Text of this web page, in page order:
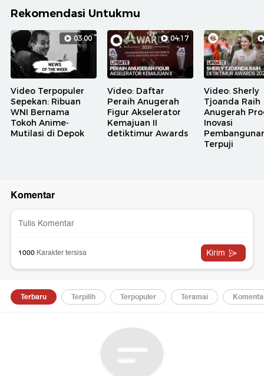
Rekomendasi Untukmu
03:00
Video Terpopuler
Sepekan: Ribuan
WNI Bernama
Tokoh Anime-
Mutilasi di Depok
04:17
Video: Daftar
Peraih Anugerah
Figur Akselerator
Kemajuan II
detiktimur Awards
Video: Sherly
Tjoanda Raih
Anugerah
Inovasi
Terpuji